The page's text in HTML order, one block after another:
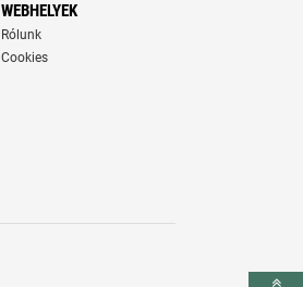
WEBHELYEK
Rólunk
Cookies